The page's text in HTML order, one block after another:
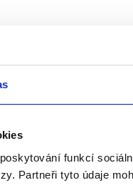
funkcí
Partneři tyto údaje